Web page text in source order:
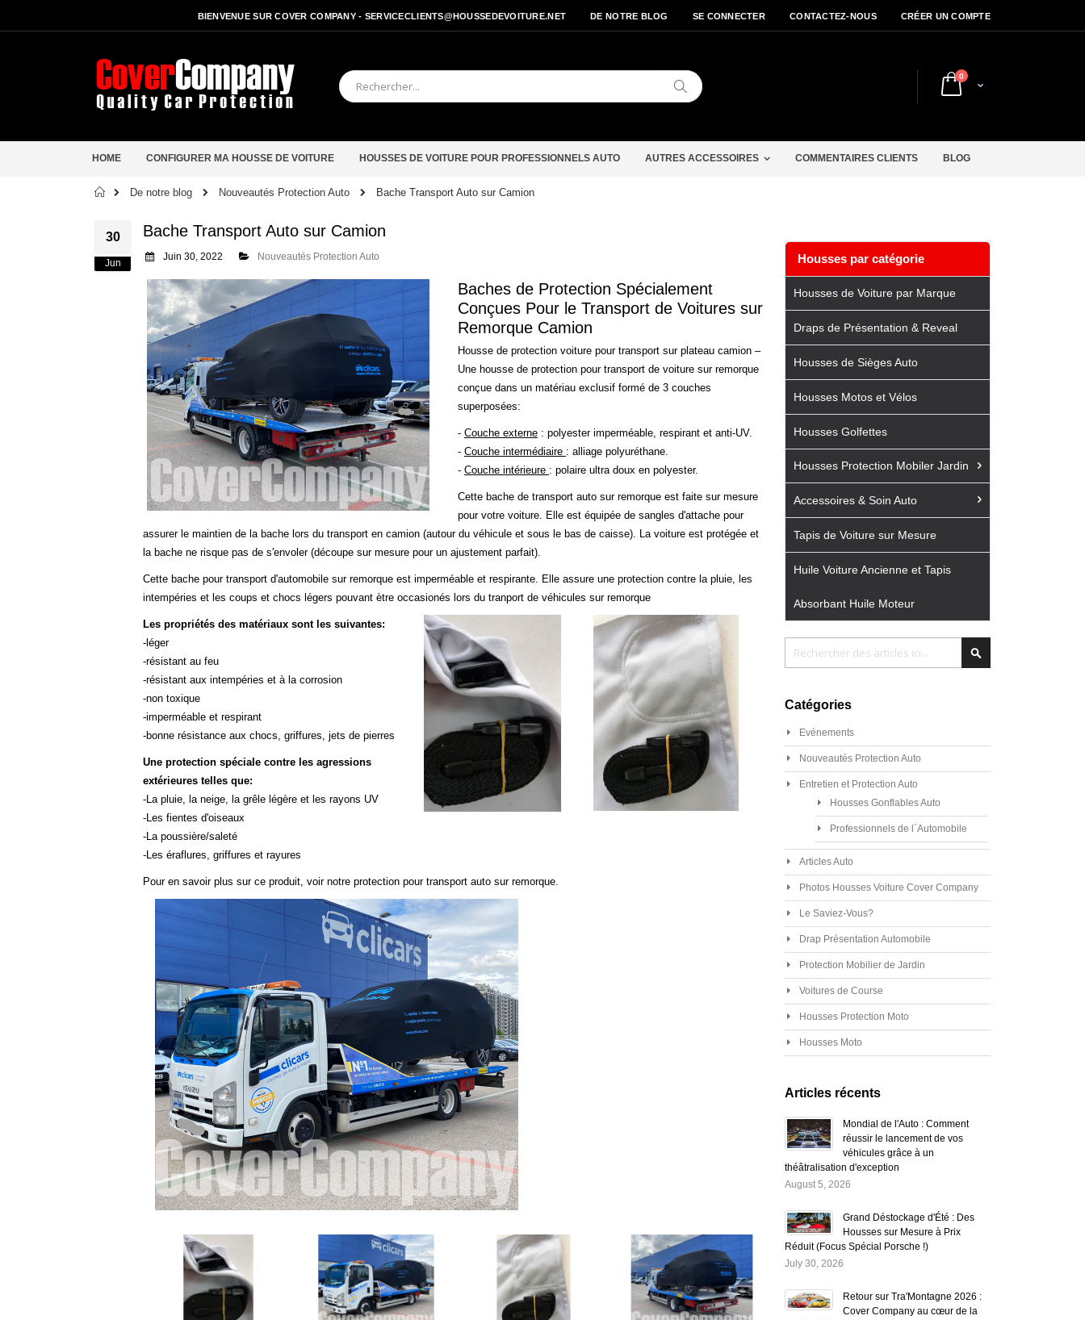
BIENVENUE SUR COVER COMPANY - SERVICECLIENTS@HOUSSEDEVOITURE.NET DE NOTRE BLOG SE CONNECTER CONTACTEZ-NOUS CRÉER UN COMPTE
Cart
0articles
Chercher
HOME CONFIGURER MA HOUSSE DE VOITURE HOUSSES DE VOITURE POUR PROFESSIONNELS AUTO AUTRES ACCESSOIRES COMMENTAIRES CLIENTS BLOG
Accueil
De notre blog Nouveautés Protection Auto Bache Transport Auto sur Camion
30
Jun
Bache Transport Auto sur Camion
Juin 30, 2022 Nouveautés Protection Auto
Baches de Protection Spécialement
Conçues Pour le Transport de Voitures sur
Remorque Camion
Housse de protection voiture pour transport sur plateau camion –
Une housse de protection pour transport de voiture sur remorque
conçue dans un matériau exclusif formé de 3 couches
superposées:
- Couche externe : polyester imperméable, respirant et anti-UV.
- Couche intermédiaire : alliage polyuréthane.
- Couche intérieure : polaire ultra doux en polyester.
Cette bache de transport auto sur remorque est faite sur mesure
pour votre voiture. Elle est équipée de sangles d'attache pour
assurer le maintien de la bache lors du transport en camion (autour du véhicule et sous le bas de caisse). La voiture est protégée et
la bache ne risque pas de s'envoler (découpe sur mesure pour un ajustement parfait).
Cette bache pour transport d'automobile sur remorque est imperméable et respirante. Elle assure une protection contre la pluie, les
intempéries et les coups et chocs légers pouvant ètre occasionés lors du tranport de véhicules sur remorque
Les propriétés des matériaux sont les suivantes:
-léger
-résistant au feu
-résistant aux intempéries et à la corrosion
-non toxique
-imperméable et respirant
-bonne résistance aux chocs, griffures, jets de pierres
Une protection spéciale contre les agressions
extérieures telles que:
-La pluie, la neige, la grêle légère et les rayons UV
-Les fientes d'oiseaux
-La poussière/saleté
-Les éraflures, griffures et rayures
Pour en savoir plus sur ce produit, voir notre protection pour transport auto sur remorque
Housses par catégorie
Housses de Voiture par Marque
Draps de Présentation & Reveal
Housses de Sièges Auto
Housses Motos et Vélos
Housses Golfettes
Housses Protection Mobiler Jardin
Accessoires & Soin Auto
Tapis de Voiture sur Mesure
Huile Voiture Ancienne et Tapis
Absorbant Huile Moteur
Catégories
Evénements
Nouveautés Protection Auto
Entretien et Protection Auto
Housses Gonflables Auto
Professionnels de l´Automobile
Articles Auto
Photos Housses Voiture Cover Company
Le Saviez-Vous?
Drap Présentation Automobile
Protection Mobilier de Jardin
Voitures de Course
Housses Protection Moto
Housses Moto
Articles récents
Mondial de l'Auto : Comment
réussir le lancement de vos
véhicules grâce à un
théâtralisation d'exception
August 5, 2026
Grand Déstockage d'Été : Des
Housses sur Mesure à Prix
Réduit (Focus Spécial Porsche !)
July 30, 2026
Retour sur Tra'Montagne 2026 :
Cover Company au cœur de la